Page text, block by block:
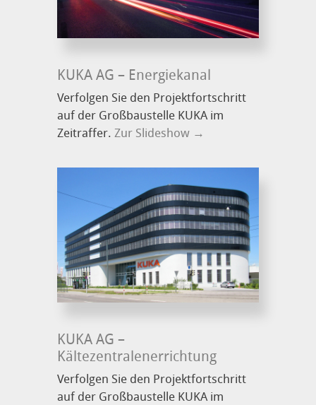
KUKA AG – Energiekanal
Verfolgen Sie den Projektfortschritt
auf der Großbaustelle KUKA im
Zeitraffer. Zur Slideshow →
KUKA AG –
Kältezentralenerrichtung
Verfolgen Sie den Projektfortschritt
auf der Großbaustelle KUKA im